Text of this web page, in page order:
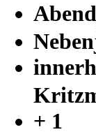
+ 1